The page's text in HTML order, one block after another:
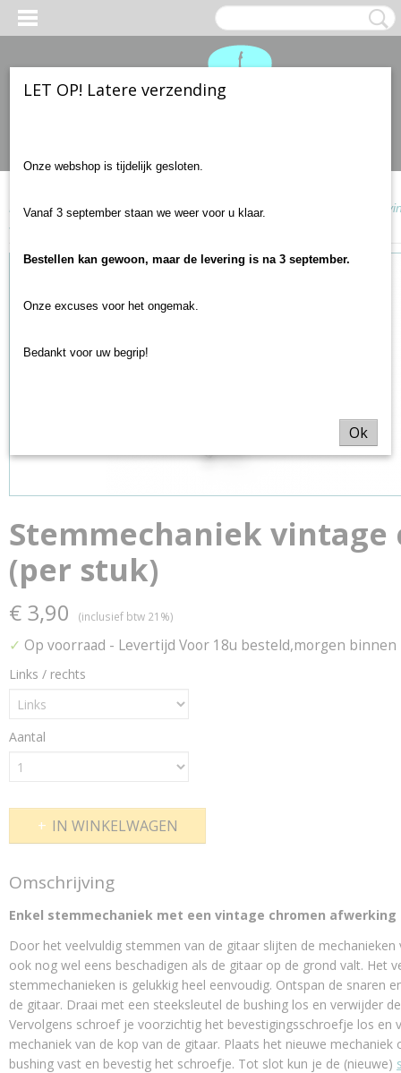
Home>Gitaar onderdelen> Akoestische gitaar
Stemmechaniek
stuk)
Stemmechaniek vintage
(per stuk)
€ 3,90 (inclusief btw 21%)
✓ Op voorraad - Levertijd Voor 18u besteld,morgen binnen
Links / rechts
Aantal
IN WINKELWAGEN
Omschrijving
Enkel stemmechaniek met een vintage chromen afwerking
Door het veelvuldig stemmen van de gitaar slijten de mechanieken
ook nog wel eens beschadigen als de gitaar op de grond valt. Het
stemmechanieken is gelukkig heel eenvoudig. Ontspan de snaren
de gitaar. Draai met een steeksleutel de bushing los en verwijder
Vervolgens schroef je voorzichtig het bevestigingsschroefje los en
mechaniek van de kop van de gitaar. Plaats het nieuwe mechaniek
bushing vast en bevestig het schroefje. Tot slot kun je de (nieuwe)
LET OP! Latere verzending
Onze webshop is tijdelijk gesloten.
Vanaf 3 september staan we weer voor u klaar.
Bestellen kan gewoon, maar de levering is na 3 september.
Onze excuses voor het ongemak.
Bedankt voor uw begrip!
Ok